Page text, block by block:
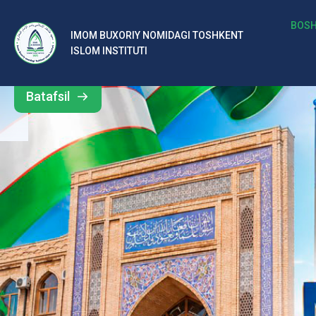
IMOM BUXORIY NOMIDAGI TOSHKENT
ISLOM INSTITUTI
b
al
ar
o‘
rt
a
si
d
Barcha
yangiliklar
Batafsil